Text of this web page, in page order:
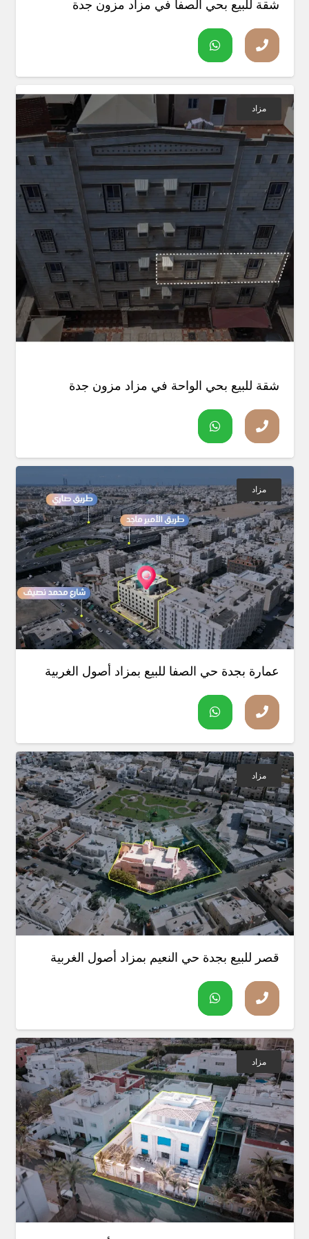
شقة للبيع بحي الصفا في مزاد مزون جدة
مزاد
شقة للبيع بحي الواحة في مزاد مزون جدة
مزاد
عمارة بجدة حي الصفا للبيع بمزاد أصول الغربية
مزاد
قصر للبيع بجدة حي النعيم بمزاد أصول الغربية
مزاد